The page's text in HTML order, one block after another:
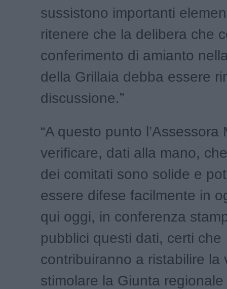
sussistono importanti
ritenere che la delibera che
conferimento di amianto
della Grillaia debba essere
discussione.”
“A questo punto l’Assessora
verificare, dati alla mano,
dei comitati sono solide e
essere difese facilmente in
qui oggi, in conferenza
pubblici questi dati, certi che
contribuiranno a ristabilire la
stimolare la Giunta